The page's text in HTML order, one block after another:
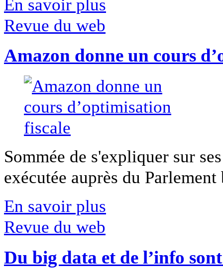
En savoir plus
Revue du web
Amazon donne un cours
Sommée de s'expliquer sur
exécutée auprès du
En savoir plus
Revue du web
Du big data et de l’info